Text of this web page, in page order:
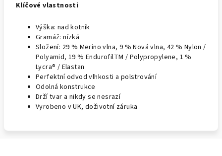
Klíčové vlastnosti
Výška: nad kotník
Gramáž: nízká
Složení: 29 % Merino vlna, 9 % Nová vlna, 42 % Nylon /
Polyamid, 19 % EndurofilTM / Polypropylene, 1 %
Lycra® / Elastan
Perfektní odvod vlhkosti a polstrování
Odolná konstrukce
Drží tvar a nikdy se nesrazí
Vyrobeno v UK, doživotní záruka